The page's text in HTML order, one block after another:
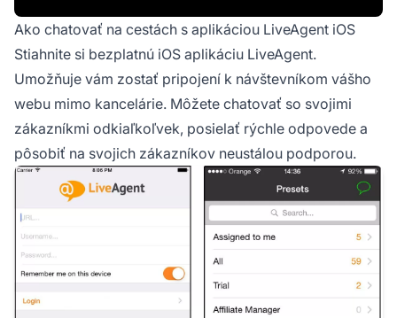
Ako chatovať na cestách s aplikáciou LiveAgent iOS
Stiahnite si bezplatnú iOS aplikáciu LiveAgent.
Umožňuje vám zostať pripojení k návštevníkom vášho
webu mimo kancelárie. Môžete chatovať so svojimi
zákazníkmi odkiaľkoľvek, posielať rýchle odpovede a
pôsobiť na svojich zákazníkov neustálou podporou.